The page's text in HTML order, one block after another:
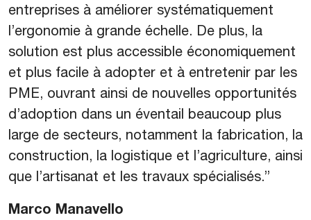
entreprises à améliorer systématiquement
l’ergonomie à grande échelle. De plus, la
solution est plus accessible économiquement
et plus facile à adopter et à entretenir par les
PME, ouvrant ainsi de nouvelles opportunités
d’adoption dans un éventail beaucoup plus
large de secteurs, notamment la fabrication, la
construction, la logistique et l’agriculture, ainsi
que l’artisanat et les travaux spécialisés.”
Marco Manavello